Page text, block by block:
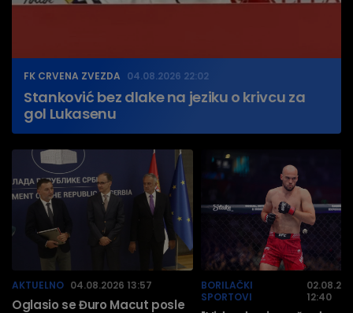
FK CRVENA ZVEZDA 04.08.2026 22:02
Stanković bez dlake na jeziku o krivcu za
gol Lukasenu
AKTUELNO 04.08.2026 13:57
Oglasio se Đuro Macut posle
BORILAČKI
SPORTOVI
12:40